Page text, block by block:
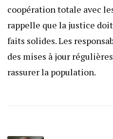
coopération totale avec
rappelle que la justice
faits solides. Les
des mises à jour
rassurer la population.